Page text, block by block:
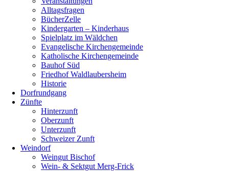
Alltagsfragen
BücherZelle
Kindergarten – Kinderhaus
Spielplatz im Wäldchen
Evangelische Kirchengemeinde
Katholische Kirchengemeinde
Bauhof Süd
Friedhof Waldlaubersheim
Historie
Dorfrundgang
Zünfte
Hinterzunft
Oberzunft
Unterzunft
Schweizer Zunft
Weindorf
Weingut Bischof
Wein- & Sektgut Merg-Frick